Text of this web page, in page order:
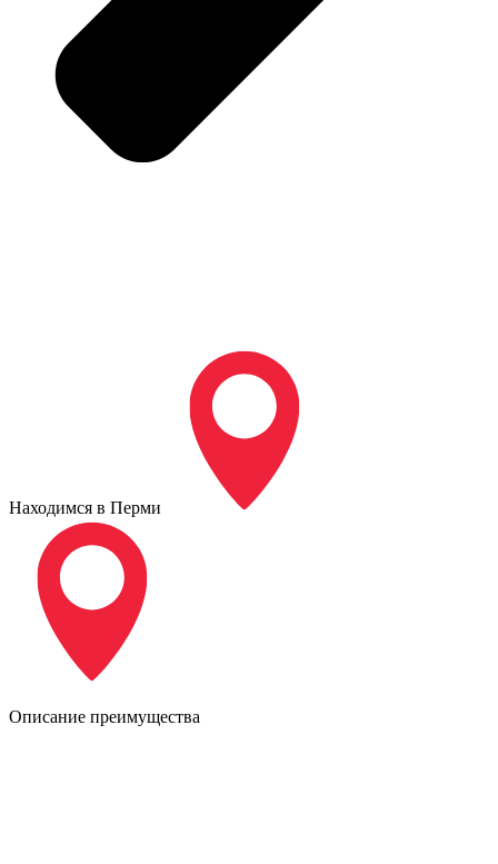
Находимся в Перми
Описание преимущества